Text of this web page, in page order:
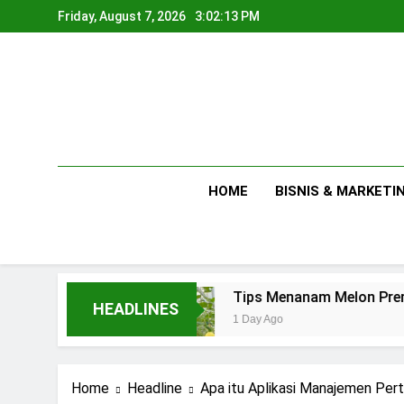
to
Friday, August 7, 2026 3:02:15 PM
HOME BISNIS &
HEADLINES
Tips Menanam Melon Premium di Polibag
Home Headline Apa itu Aplikasi Manajemen